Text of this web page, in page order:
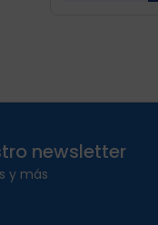
newsletter
y más